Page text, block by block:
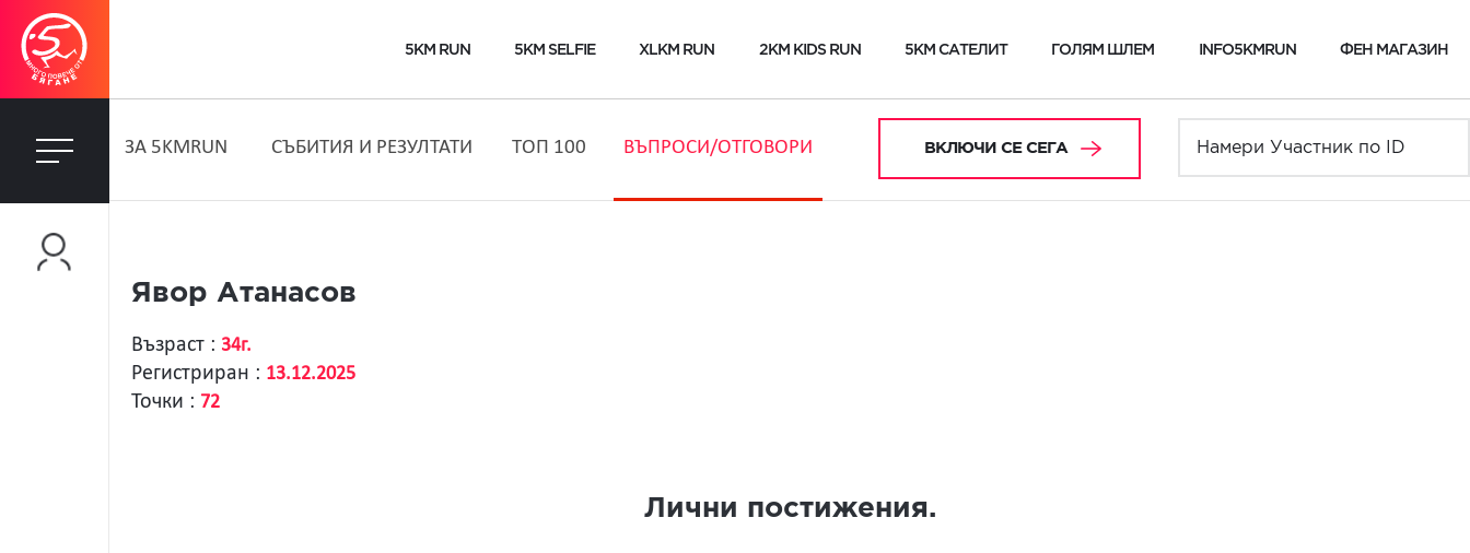
5KM RUN 5KM SELFIE XLKM RUN 2KM KIDS RUN 5KM САТЕЛИТ ГОЛЯМ ШЛЕМ INFO5KMRUN ФЕН МАГАЗИН
ЗA 5KMRUN СЪБИТИЯ И РЕЗУЛТАТИ ТОП 100 ВЪПРОСИ/ОТГОВОРИ ВКЛЮЧИ СЕ СЕГА
Явор Атанасов
Възраст : 34г.
Регистриран : 13.12.2025
Точки : 72
Лични постижения.